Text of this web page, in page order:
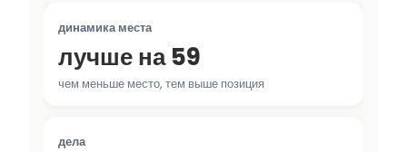
динамика места
лучше на 59
чем меньше место, тем выше позиция
дела